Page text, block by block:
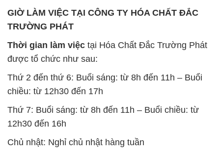
GIỜ LÀM VIỆC TẠI CÔNG TY HÓA CHẤT ĐẮC
TRƯỜNG PHÁT
Thời gian làm việc tại Hóa Chất Đắc Trường Phát
được tổ chức như sau:
Thứ 2 đến thứ 6: Buổi sáng: từ 8h đến 11h – Buổi
chiều: từ 12h30 đến 17h
Thứ 7: Buổi sáng: từ 8h đến 11h – Buổi chiều: từ
12h30 đến 16h
Chủ nhật: Nghỉ chủ nhật hàng tuần